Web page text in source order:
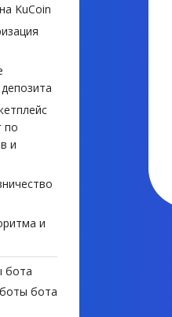
KuCoin
по
и
и
бота
бота